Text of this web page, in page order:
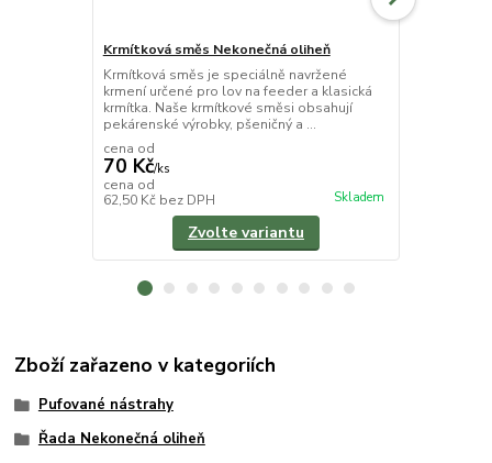
Krmítková směs Nekonečná oliheň
Krmítková směs je speciálně navržené
krmení určené pro lov na feeder a klasická
krmítka. Naše krmítkové směsi obsahují
pekárenské výrobky, pšeničný a ...
cena od
70 Kč/ks
cena od
62,50 Kč bez DPH Skladem
Zvolte variantu
Zboží zařazeno v kategoriích
Pufované nástrahy
Řada Nekonečná oliheň